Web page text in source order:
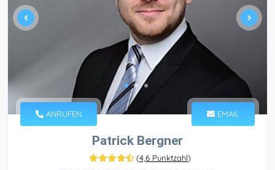
ANRUFEN EMAIL
Patrick Bergner
(4,6 Punktzahl)